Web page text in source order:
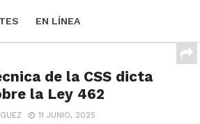
EN LÍNEA
de la CSS dicta
la Ley 462
11 JUNIO, 2025